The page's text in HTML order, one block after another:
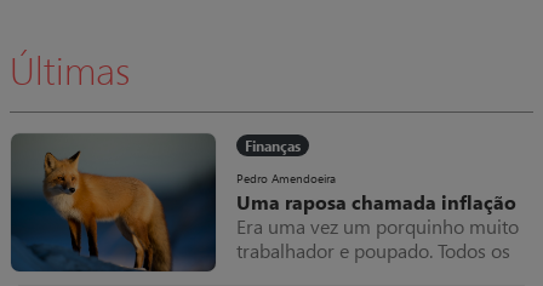
Últimas
Finanças
Pedro Amendoeira
Uma raposa chamada inflação
Era uma vez um porquinho muito
trabalhador e poupado. Todos os